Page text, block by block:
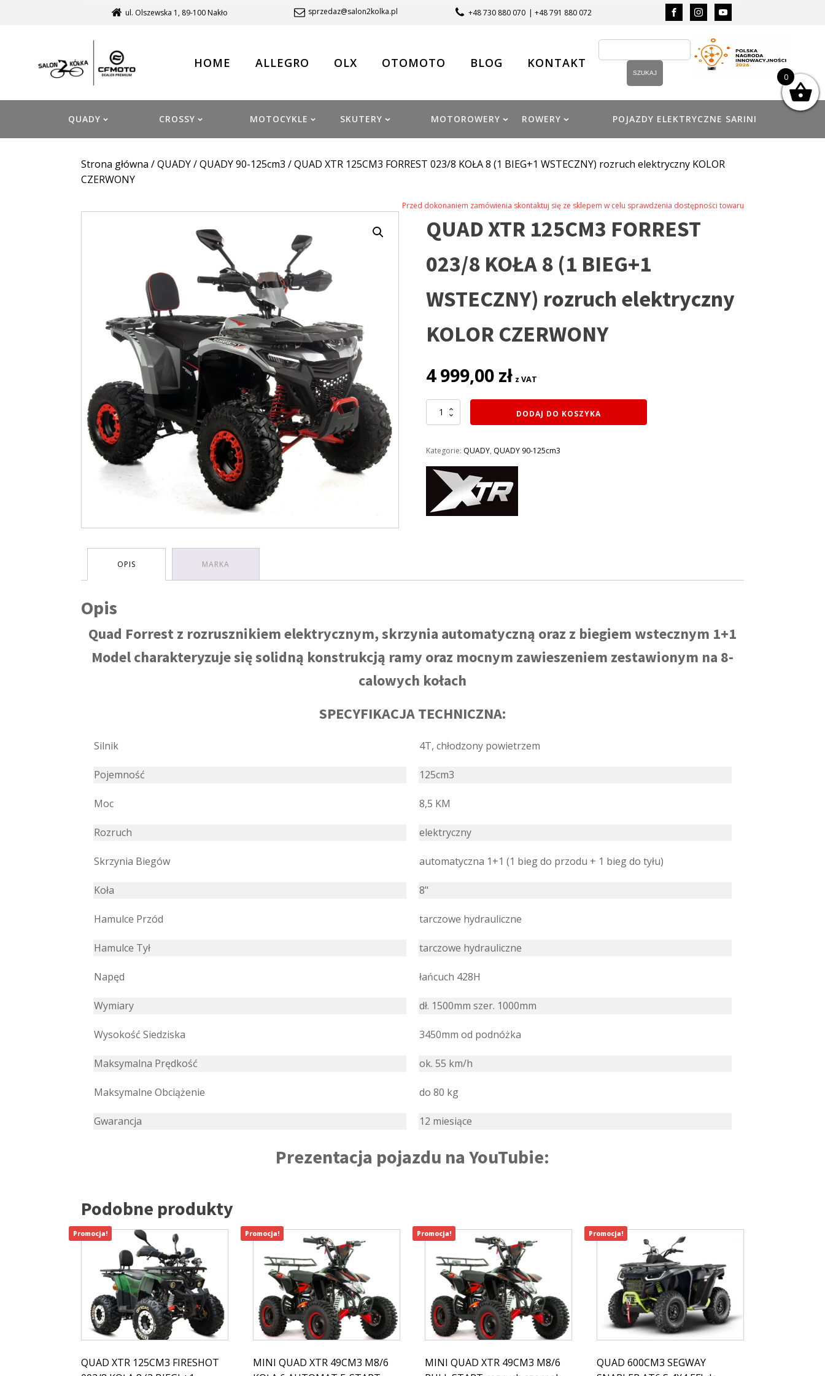
ul. Olszewska 1, 89-100 Nakło sprzedaz@salon2kolka.pl +48 730 880 070 | +48 791 880 072
HOME ALLEGRO OLX OTOMOTO BLOG KONTAKT
QUADY CROSSY MOTOCYKLE SKUTERY MOTOROWERY ROWERY POJAZDY ELEKTRYCZNE SARINI
Strona główna /QUADY/QUADY 90-125cm3 / QUAD XTR 125CM3 FORREST 023/8 KOŁA 8 (1 BIEG+1 WSTECZNY) rozruch elektryczny KOLOR
CZERWONY
Przed dokonaniem zamówienia skontaktuj się ze sklepem w celu sprawdzenia dostępności towaru
QUAD XTR 125CM3 FORREST
023/8 KOŁA 8 (1 BIEG+1
WSTECZNY) rozruch elektryczny
KOLOR CZERWONY
4 999,00 zł z VAT
ilość
QUAD
FORREST
023/8
KOŁA
BIEG+1
DODAJ DO KOSZYKA
Kategorie: QUADY, QUADY 90-125cm3
OPIS MARKA
Opis
Quad Forrest z rozrusznikiem elektrycznym, skrzynia automatyczną oraz z biegiem wstecznym 1+1
Model charakteryzuje się solidną konstrukcją ramy oraz mocnym zawieszeniem zestawionym na 8-
calowych kołach
SPECYFIKACJA TECHNICZNA:
Silnik 4T, chłodzony powietrzem
Pojemność 125cm3
Moc 8,5 KM
Rozruch elektryczny
Skrzynia Biegów automatyczna 1+1 (1 bieg do przodu + 1 bieg do tyłu)
Koła 8"
Hamulce Przód tarczowe hydrauliczne
Hamulce Tył tarczowe hydrauliczne
Napęd łańcuch 428H
Wymiary dł. 1500mm szer. 1000mm
Wysokość Siedziska 3450mm od podnóżka
Maksymalna Prędkość ok. 55 km/h
Maksymalne Obciążenie do 80 kg
Gwarancja 12 miesiące
Prezentacja pojazdu na YouTubie:
Podobne produkty
QUAD XTR 125CM3 FIRESHOT
Promocja!
MINI QUAD XTR 49CM3 M8/6
Promocja!
MINI QUAD XTR 49CM3 M8/6
Promocja!
QUAD 600CM3 SEGWAY
Promocja!
0